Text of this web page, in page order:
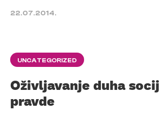
22.07.2014.
UNCATEGORIZED
Oživljavanje duha
pravde